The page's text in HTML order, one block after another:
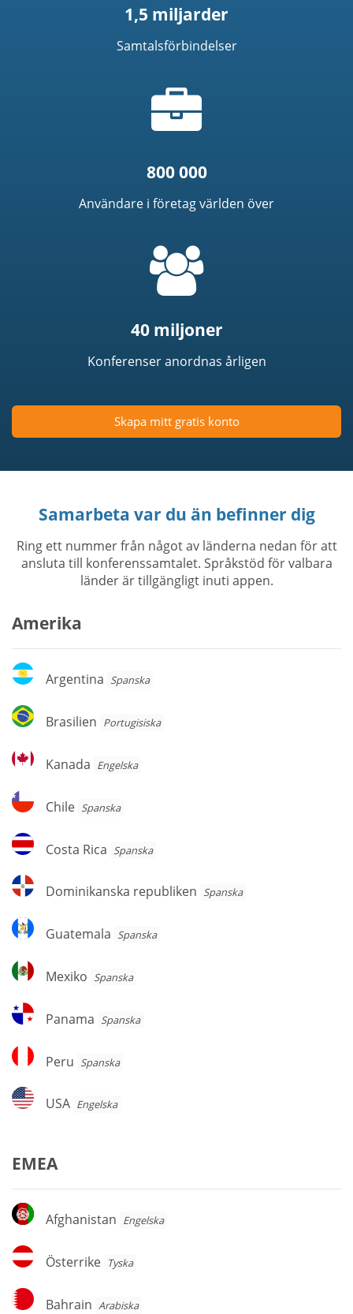
1,5 miljarder
Samtalsförbindelser
ikon
800 000
Användare i företag världen över
40 miljoner
Konferenser anordnas årligen
Skapa mitt gratis konto
Samarbeta var du än befinner dig
Ring ett nummer från något av länderna nedan för att
ansluta till konferenssamtalet. Språkstöd för valbara
länder är tillgängligt inuti appen.
Amerika
Argentina
Argentina Spanska
Brasilien
Brasilien Portugisiska
Kanada
Kanada Engelska
Chile
Chile Spanska
Costa
Rica
Costa Rica Spanska
Dominikanska
republiken
Dominikanska republiken Spanska
Guatemala
Guatemala Spanska
Mexiko
Mexiko Spanska
Panama
Panama Spanska
Peru
Peru Spanska
USA
USA Engelska
EMEA
Afghanistan
Afghanistan Engelska
Österrike
Österrike Tyska
Bahrain
Bahrain Arabiska